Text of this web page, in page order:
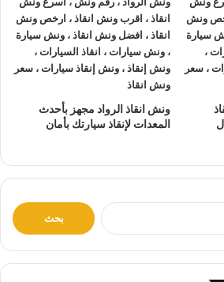
الرواد مؤمن بالكامل حتي لا يسب اي تلف
سيارات واسرع ونش انقاذ سياراتو
كما نقدم خدمةانقاذ سياراتباقل
و بدون اكراميات.
الانقاذمن خلال GPS.
لدينا على دراية باستخدام أحدث
ورفع السيارات.
ونش انقاذ الرواد مجهز بأحدث
المعدات لإنقاذ سيارتك بأمان